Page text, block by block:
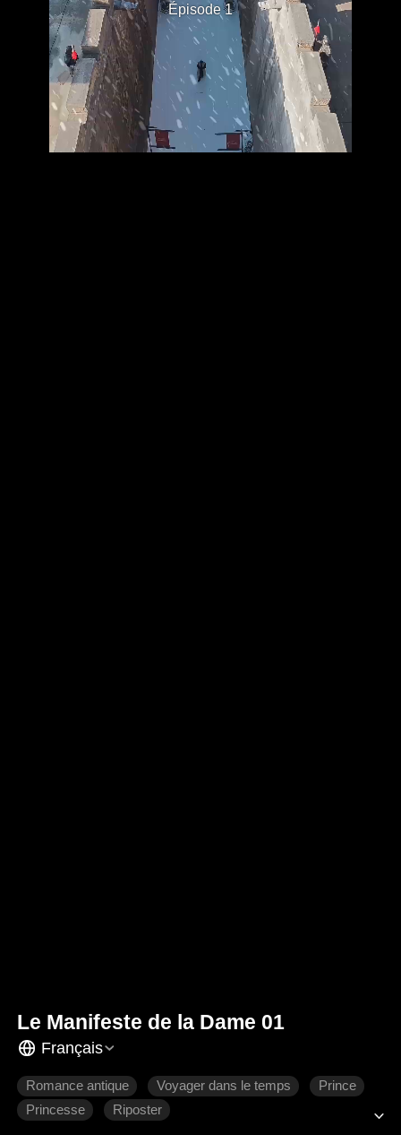
Épisode 1
Le Manifeste de la Dame 01
Français
Romance antique Voyager dans le temps
Prince
Princesse
Riposter